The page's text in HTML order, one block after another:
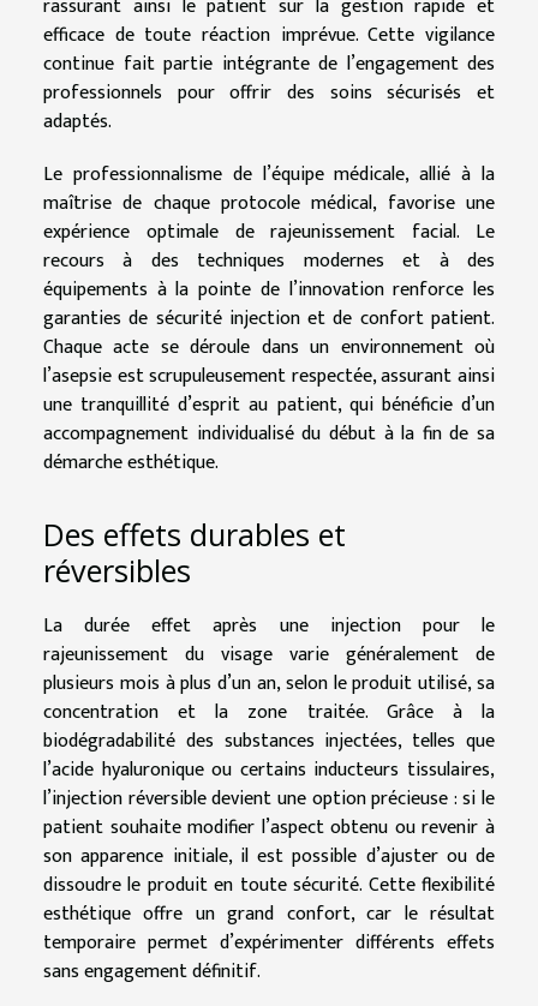
rassurant ainsi le patient sur la gestion rapide et
efficace de toute réaction imprévue. Cette vigilance
continue fait partie intégrante de l’engagement des
professionnels pour offrir des soins sécurisés et
adaptés.
Le professionnalisme de l’équipe médicale, allié à la
maîtrise de chaque protocole médical, favorise une
expérience optimale de rajeunissement facial. Le
recours à des techniques modernes et à des
équipements à la pointe de l’innovation renforce les
garanties de sécurité injection et de confort patient.
Chaque acte se déroule dans un environnement où
l’asepsie est scrupuleusement respectée, assurant ainsi
une tranquillité d’esprit au patient, qui bénéficie d’un
accompagnement individualisé du début à la fin de sa
démarche esthétique.
Des effets durables et
réversibles
La durée effet après une injection pour le
rajeunissement du visage varie généralement de
plusieurs mois à plus d’un an, selon le produit utilisé, sa
concentration et la zone traitée. Grâce à la
biodégradabilité des substances injectées, telles que
l’acide hyaluronique ou certains inducteurs tissulaires,
l’injection réversible devient une option précieuse : si le
patient souhaite modifier l’aspect obtenu ou revenir à
son apparence initiale, il est possible d’ajuster ou de
dissoudre le produit en toute sécurité. Cette flexibilité
esthétique offre un grand confort, car le résultat
temporaire permet d’expérimenter différents effets
sans engagement définitif.